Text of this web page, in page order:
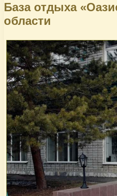
База отдыха
области